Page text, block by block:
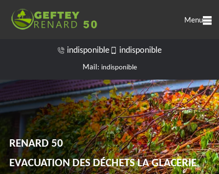
Menu
indisponible indisponible
Mail: indisponible
RENARD 50
EVACUATION DES DÉCHETS LA GLACERIE